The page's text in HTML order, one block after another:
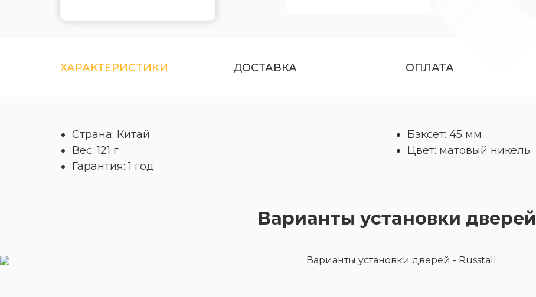
ХАРАКТЕРИСТИКИ ДОСТАВКА ОПЛАТА
Страна: Китай
Вес: 121 г
Гарантия: 1 год
Бэксет: 45 мм
Цвет: матовый никель
Варианты установки дверей